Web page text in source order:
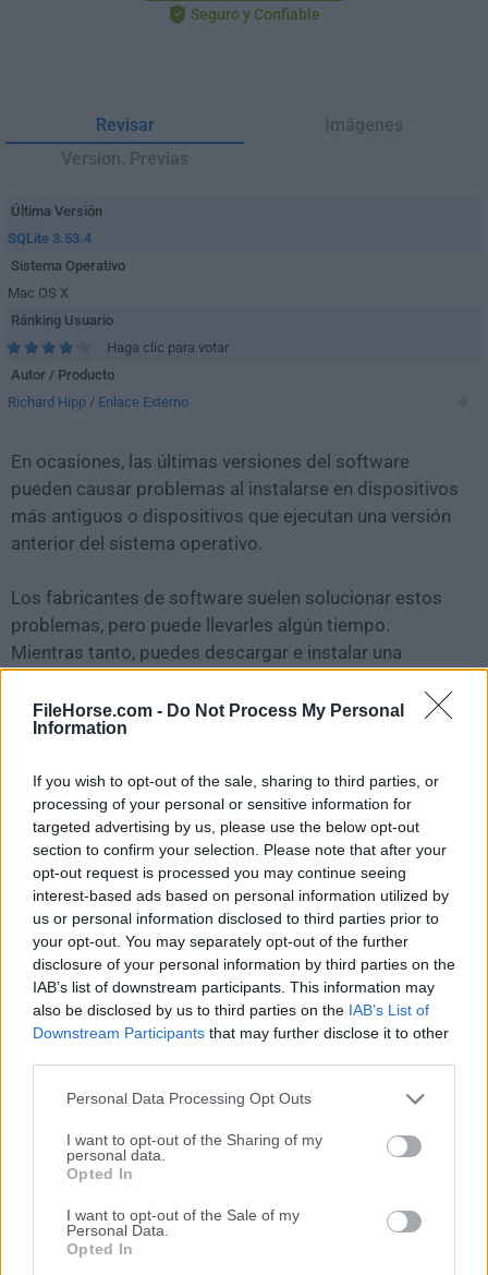
FileHorse.com - Do Not Process My Personal
Information
If you wish to opt-out of the sale, sharing to third parties, or
processing of your personal or sensitive information for
targeted advertising by us, please use the below opt-out
section to confirm your selection. Please note that after your
opt-out request is processed you may continue seeing
interest-based ads based on personal information utilized by
us or personal information disclosed to third parties prior to
your opt-out. You may separately opt-out of the further
disclosure of your personal information by third parties on the
IAB’s list of downstream participants. This information may
also be disclosed by us to third parties on the IAB’s List of
Downstream Participants that may further disclose it to other
Personal Data Processing Opt Outs
I want to opt-out of the Sharing of my
personal data.
Opted In
I want to opt-out of the Sale of my
Personal Data.
Opted In
Seguro y Confiable
Revisar
Imágenes
Version. Previas
Última Versión
SQLite 3.53.4
Sistema Operativo
Mac OS X
Ránking Usuario
Haga clic para votar
Autor / Producto
Richard Hipp / Enlace Externo
En ocasiones, las últimas versiones del software
pueden causar problemas al instalarse en dispositivos
más antiguos o dispositivos que ejecutan una versión
anterior del sistema operativo.
Los fabricantes de software suelen solucionar estos
problemas, pero puede llevarles algún tiempo.
Mientras tanto, puedes descargar e instalar una
Para aquellos interesados en descargar la versión más
simplemente hazclic aquí.
Todas las versiones antiguas distribuidas en nuestro
sitio web son completamente libres de virus y están
disponibles para su descarga sin costo alguno.
Nos encantaría saber de ti
Si tienes alguna pregunta o idea que desees compartir
con nosotros, dirígete a nuestrapágina de contactoy
háznoslo saber. ¡Valoramos tu opinión!